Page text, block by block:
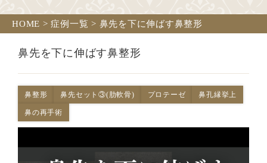
HOME >症例一覧 > 鼻先を下に伸ばす鼻整形
鼻先を下に伸ばす鼻整形
鼻整形 鼻先セット③(肋軟骨) プロテーゼ 鼻孔縁挙上
鼻の再手術